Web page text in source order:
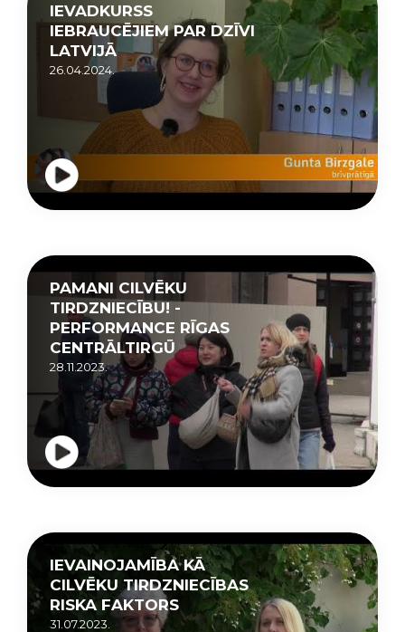
IEVADKURSS
IEBRAUCĒJIEM PAR DZĪVI
LATVIJĀ
26.04.2024.
PAMANI CILVĒKU
TIRDZNIECĪBU! -
PERFORMANCE RĪGAS
CENTRĀLTIRGŪ
28.11.2023.
IEVAINOJAMĪBA KĀ
CILVĒKU TIRDZNIECĪBAS
RISKA FAKTORS
31.07.2023.